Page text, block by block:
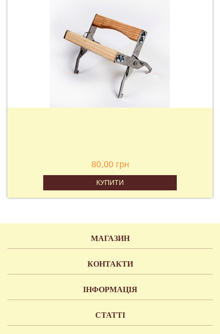
80,00 грн
КУПИТИ
МАГАЗИН
КОНТАКТИ
ІНФОРМАЦІЯ
СТАТТІ